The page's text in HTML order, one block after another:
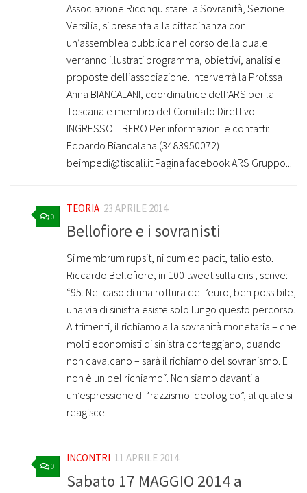
Associazione Riconquistare la Sovranità, Sezione
Versilia, si presenta alla cittadinanza con
un’assemblea pubblica nel corso della quale
verranno illustrati programma, obiettivi, analisi e
proposte dell’associazione. Interverrà la Prof.ssa
Anna BIANCALANI, coordinatrice dell’ARS per la
Toscana e membro del Comitato Direttivo.
INGRESSO LIBERO Per informazioni e contatti:
Edoardo Biancalana (3483950072)
beimpedi@tiscali.it Pagina facebook ARS Gruppo...
0
TEORIA 23 APRILE 2014
Bellofiore e i sovranisti
Si membrum rupsit, ni cum eo pacit, talio esto.
Riccardo Bellofiore, in 100 tweet sulla crisi, scrive:
“95. Nel caso di una rottura dell’euro, ben possibile,
una via di sinistra esiste solo lungo questo percorso.
Altrimenti, il richiamo alla sovranità monetaria – che
molti economisti di sinistra corteggiano, quando
non cavalcano – sarà il richiamo del sovranismo. E
non è un bel richiamo“. Non siamo davanti a
un’espressione di “razzismo ideologico”, al quale si
reagisce...
0
INCONTRI 11 APRILE 2014
Sabato 17 MAGGIO 2014 a